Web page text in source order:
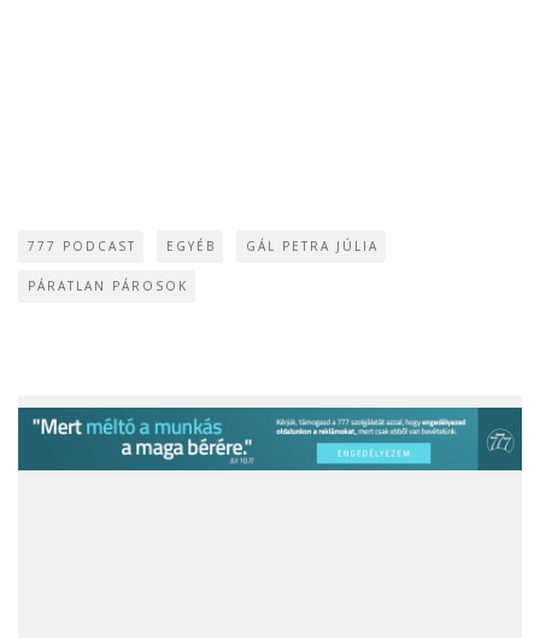
777 PODCAST EGYÉB GÁL PETRA JÚLIA
PÁRATLAN PÁROSOK